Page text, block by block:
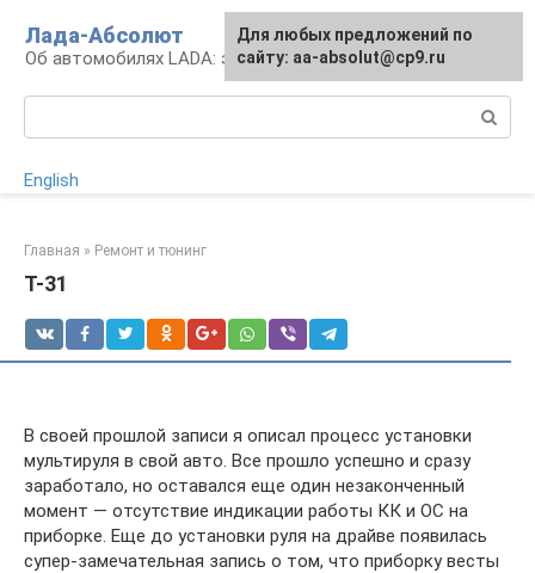
контенту
Лада-Абсолют
Об автомобилях LADA: эксплуатация и сервис
English
Главная » Ремонт и тюнинг
T-31
В своей прошлой записи я описал процесс установки
мультируля в свой авто. Все прошло успешно и сразу
заработало, но оставался еще один незаконченный
момент — отсутствие индикации работы КК и ОС на
приборке. Еще до установки руля на драйве появилась
супер-замечательная запись о том, что приборку весты
Для любых предложений по
сайту: aa-absolut@cp9.ru